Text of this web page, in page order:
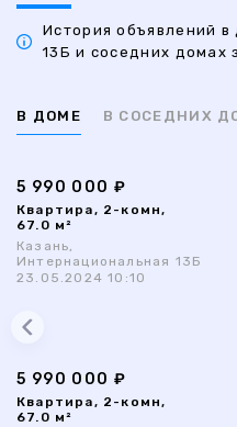
История объявлений
13Б и соседних домах
В ДОМЕ В СОСЕДНИХ
5 990 000 ₽
Квартира, 2-комн,
67.0 м²
Казань,
Интернациональная 13Б
23.05.2024 10:10
5 990 000 ₽
Квартира, 2-комн,
67.0 м²